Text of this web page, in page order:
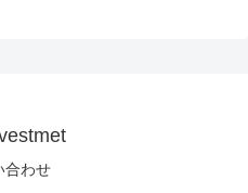
合わせ